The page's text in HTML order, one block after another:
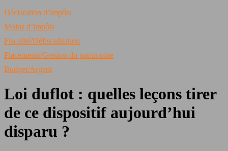
Déclaration d’impôts
Moins d’impôts
Fiscalité/Défiscalisation
Placements/Gestion du patrimoine
Budget/Argent
Loi duflot : quelles leçons tirer
de ce dispositif aujourd’hui
disparu ?